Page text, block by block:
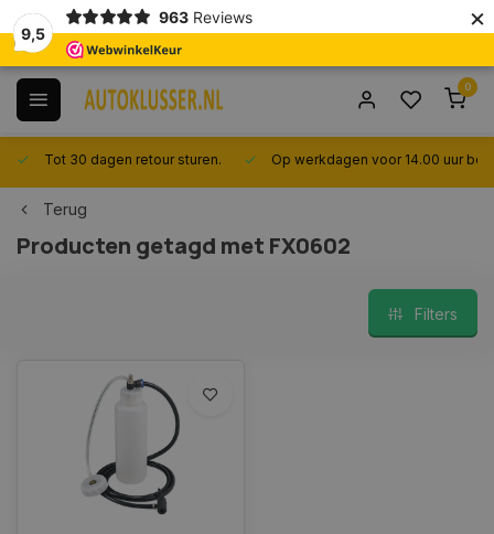
9,5
963 Reviews ×
0
Tot 30 dagen retour sturen. Op werkdagen voor 14.00 uur
Terug
Producten getagd met FX0602
Filters